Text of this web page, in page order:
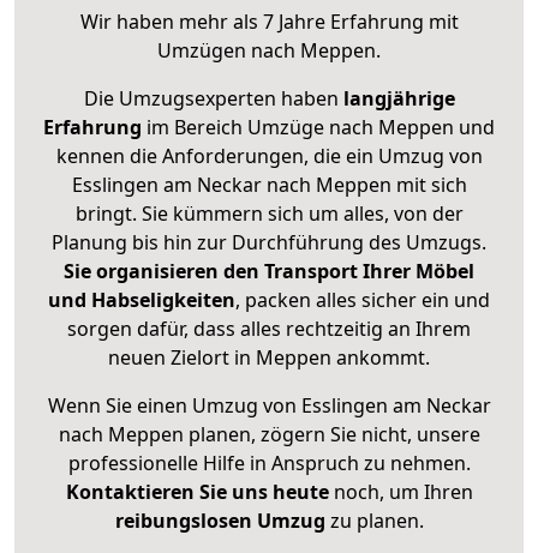
Wir haben mehr als 7 Jahre Erfahrung mit
Umzügen nach Meppen.
Die Umzugsexperten haben langjährige
Erfahrung im Bereich Umzüge nach Meppen und
kennen die Anforderungen, die ein Umzug von
Esslingen am Neckar nach Meppen mit sich
bringt. Sie kümmern sich um alles, von der
Planung bis hin zur Durchführung des Umzugs.
Sie organisieren den Transport Ihrer Möbel
und Habseligkeiten, packen alles sicher ein und
sorgen dafür, dass alles rechtzeitig an Ihrem
neuen Zielort in Meppen ankommt.
Wenn Sie einen Umzug von Esslingen am Neckar
nach Meppen planen, zögern Sie nicht, unsere
professionelle Hilfe in Anspruch zu nehmen.
Kontaktieren Sie uns heutenoch, um Ihren
reibungslosen Umzug zu planen.